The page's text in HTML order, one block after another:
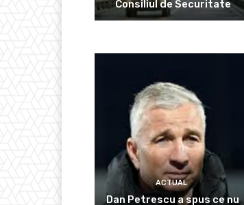
Consiliul de Securitate
ACTUAL
Dan Petrescu a spus ce nu